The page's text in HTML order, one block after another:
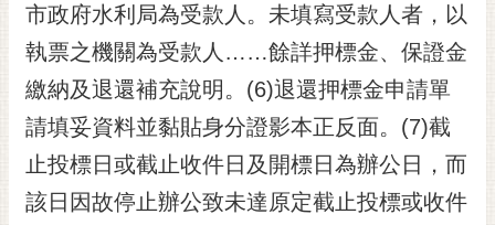
市政府水利局為受款人。未填寫受款人者，以
執票之機關為受款人……餘詳押標金、保證金
繳納及退還補充說明。(6)退還押標金申請單
請填妥資料並黏貼身分證影本正反面。(7)截
止投標日或截止收件日及開標日為辦公日，而
該日因故停止辦公致未達原定截止投標或收件